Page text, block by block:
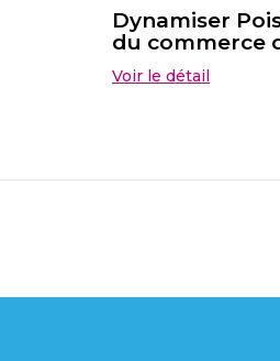
Dynamiser
du commerce
Voir le détail